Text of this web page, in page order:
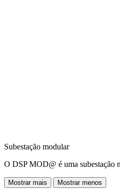
Subestação modular
O DSP MOD@ é uma subestação
Mostrar mais Mostrar menos